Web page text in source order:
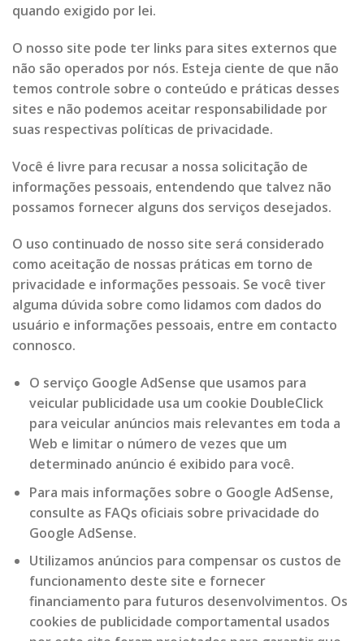
quando exigido por lei.
O nosso site pode ter links para sites externos que
não são operados por nós. Esteja ciente de que não
temos controle sobre o conteúdo e práticas desses
sites e não podemos aceitar responsabilidade por
suas respectivas políticas de privacidade.
Você é livre para recusar a nossa solicitação de
informações pessoais, entendendo que talvez não
possamos fornecer alguns dos serviços desejados.
O uso continuado de nosso site será considerado
como aceitação de nossas práticas em torno de
privacidade e informações pessoais. Se você tiver
alguma dúvida sobre como lidamos com dados do
usuário e informações pessoais, entre em contacto
connosco.
O serviço Google AdSense que usamos para
veicular publicidade usa um cookie DoubleClick
para veicular anúncios mais relevantes em toda a
Web e limitar o número de vezes que um
determinado anúncio é exibido para você.
Para mais informações sobre o Google AdSense,
consulte as FAQs oficiais sobre privacidade do
Google AdSense.
Utilizamos anúncios para compensar os custos de
funcionamento deste site e fornecer
financiamento para futuros desenvolvimentos. Os
cookies de publicidade comportamental usados ​​